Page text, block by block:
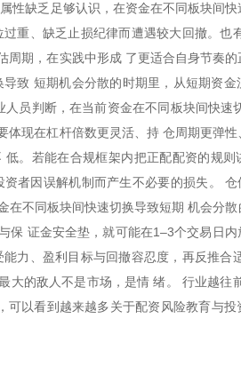
性缺乏足够认识，在资金在不同板块间
重、缺乏止损纪律而遭遇较大回撤。也
周期，在实践中形成 了更适合自身节奏
致 短期机会分散的时期里，从短期资金
员判断，在当前资金在不同板块间快速
现在杠杆倍数更灵活、持 仓周期更弹
。若能在合规框架内把正配配资的规则
者因误解机制而产生不必要的损失。
在不同板块间快速切换导致短期 机会分
保 证金安全垫，就可能在1–3个交易日内
力、盈利目标与回撤容忍度，再反推合
大的敌人不是市场，是情 绪。 行业越往
以看到越来越多关于配资风险教育与投